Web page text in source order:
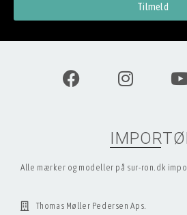
Tilmeld
Alle mærker og modeller på sur-ron.dk
Thomas Møller Pedersen Aps.